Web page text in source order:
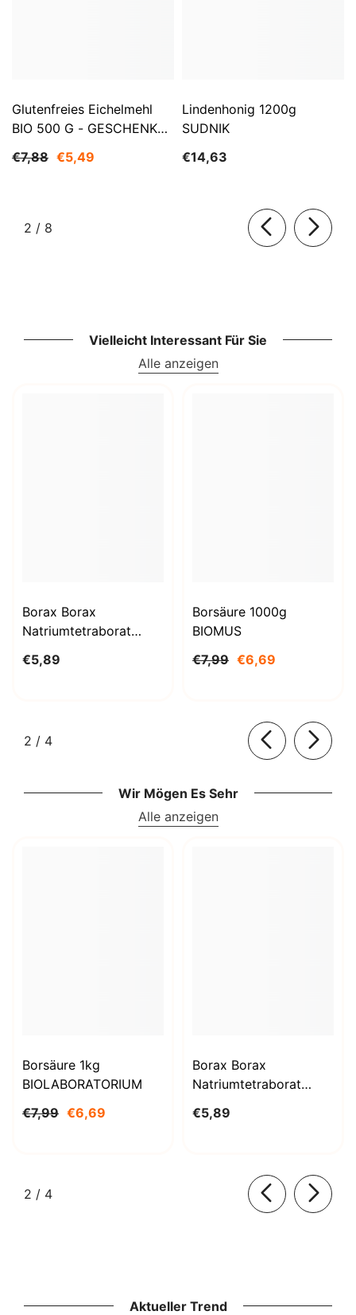
Glutenfreies Eichelmehl
BIO 500 G - GESCHENKE
€7,88 €5,49
Lindenhonig 1200g
SUDNIK
€14,63
2 / von
8
Vielleicht Interessant Für Sie
Alle anzeigen
Borax Borax
Natriumtetraborat
STANLAB
€5,89
Borsäure 1000g
BIOMUS
€7,99 €6,69
2 / von
4
Wir Mögen Es Sehr
Alle anzeigen
Borsäure 1kg
BIOLABORATORIUM
€7,99 €6,69
Borax Borax
Natriumtetraborat
BioLaboratorium
€5,89
2 / von
4
Aktueller Trend